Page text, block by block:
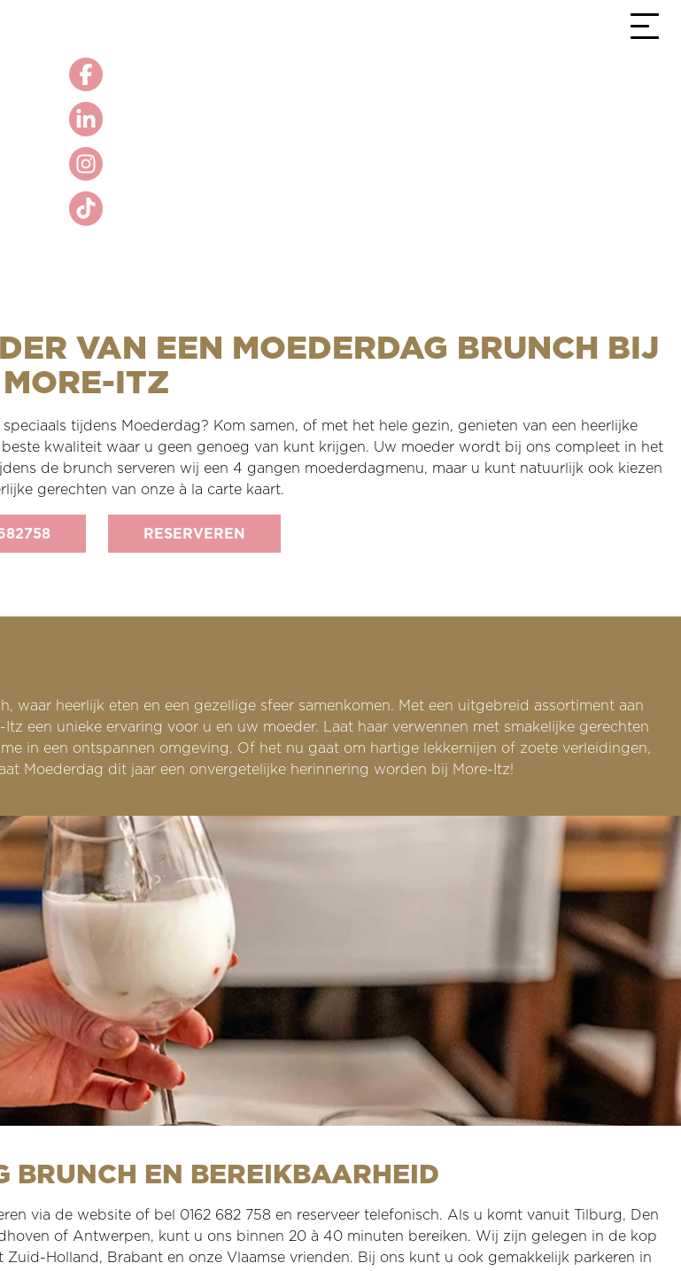
Bekijk alle reviews
VAN EEN MOEDERDAG BRUNCH BIJ
MORE-ITZ
tijdens Moederdag? Kom samen, of met het hele gezin, genieten van een heerlijke
kwaliteit waar u geen genoeg van kunt krijgen. Uw moeder wordt bij ons compleet in het
de brunch serveren wij een 4 gangen moederdagmenu, maar u kunt natuurlijk ook kiezen
gerechten van onze à la carte kaart.
RESERVEREN
heerlijk eten en een gezellige sfeer samenkomen. Met een uitgebreid assortiment aan
een unieke ervaring voor u en uw moeder. Laat haar verwennen met smakelijke gerechten
in een ontspannen omgeving. Of het nu gaat om hartige lekkernijen of zoete verleidingen,
Moederdag dit jaar een onvergetelijke herinnering worden bij More-Itz!
BRUNCH EN BEREIKBAARHEID
via de website of bel 0162 682 758 en reserveer telefonisch. Als u komt vanuit Tilburg, Den
of Antwerpen, kunt u ons binnen 20 à 40 minuten bereiken. Wij zijn gelegen in de kop
Holland, Brabant en onze Vlaamse vrienden. Bij ons kunt u ook gemakkelijk parkeren in